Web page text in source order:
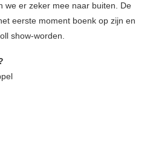
we er zeker mee naar buiten. De
eerste moment boenk op zijn en
show-worden.